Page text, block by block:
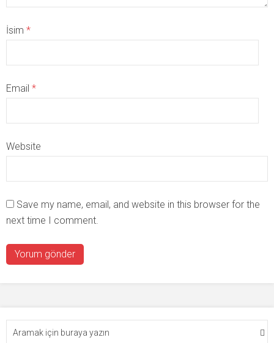
İsim *
Email *
Website
Save my name, email, and website in this browser for the
next time I comment.